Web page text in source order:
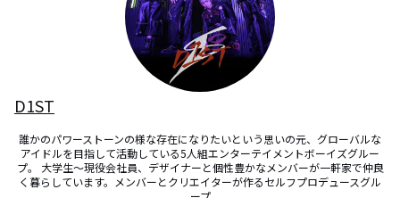
D1ST
誰かのパワーストーンの様な存在になりたいという思いの元、グローバルな
アイドルを目指して活動している5人組エンターテイメントボーイズグルー
プ。 大学生〜現役会社員、デザイナーと個性豊かなメンバーが一軒家で仲良
く暮らしています。メンバーとクリエイターが作るセルフプロデュースグル